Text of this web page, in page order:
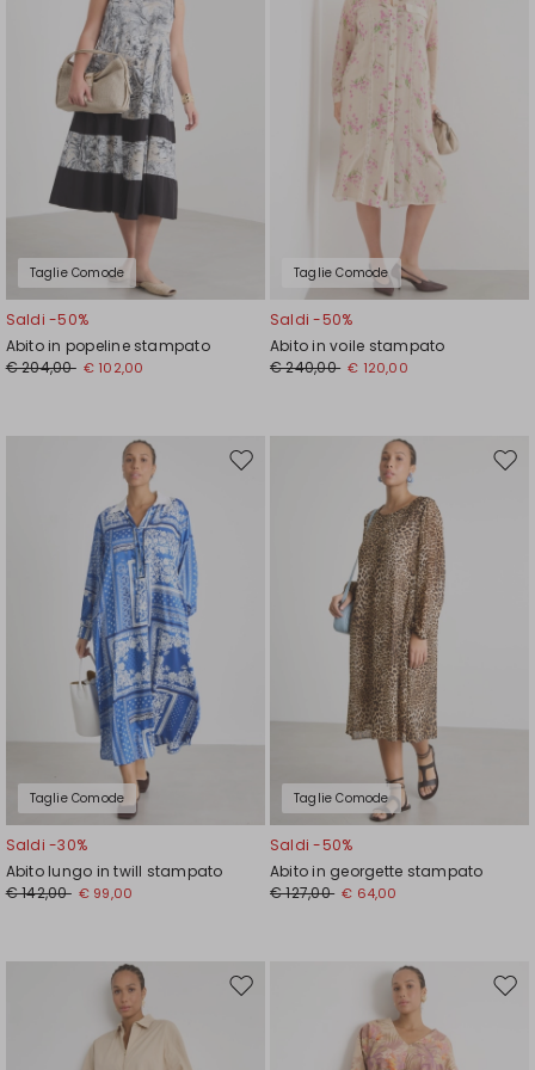
Taglie Comode
Saldi -50%
Abito in popeline stampato
€ 204,00 € 102,00
Taglie Comode
Saldi -50%
Abito in voile stampato
€ 240,00 € 120,00
Taglie Comode
Sposta
Saldi -30%
Abito lungo in twill stampato
€ 142,00 € 99,00
Taglie Comode
Saldi -50%
Abito in georgette stampato
€ 127,00 € 64,00
Sposta